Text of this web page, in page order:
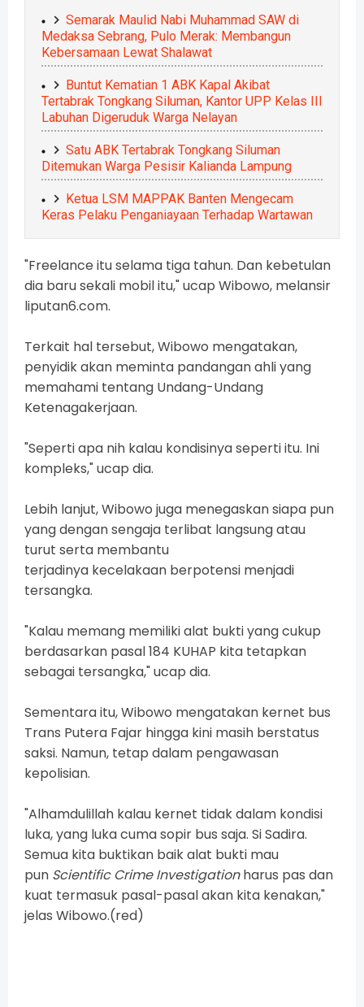
Semarak Maulid Nabi Muhammad SAW di
Medaksa Sebrang, Pulo Merak: Membangun
Kebersamaan Lewat Shalawat
Buntut Kematian 1 ABK Kapal Akibat
Tertabrak Tongkang Siluman, Kantor UPP Kelas III
Labuhan Digeruduk Warga Nelayan
Satu ABK Tertabrak Tongkang Siluman
Ditemukan Warga Pesisir Kalianda Lampung
Ketua LSM MAPPAK Banten Mengecam
Keras Pelaku Penganiayaan Terhadap Wartawan
"Freelance itu selama tiga tahun. Dan kebetulan
dia baru sekali mobil itu," ucap Wibowo, melansir
liputan6.com.
Terkait hal tersebut, Wibowo mengatakan,
penyidik akan meminta pandangan ahli yang
memahami tentang Undang-Undang
Ketenagakerjaan.
"Seperti apa nih kalau kondisinya seperti itu. Ini
kompleks," ucap dia.
Lebih lanjut, Wibowo juga menegaskan siapa pun
yang dengan sengaja terlibat langsung atau
turut serta membantu
terjadinya kecelakaan berpotensi menjadi
tersangka.
"Kalau memang memiliki alat bukti yang cukup
berdasarkan pasal 184 KUHAP kita tetapkan
sebagai tersangka," ucap dia.
Sementara itu, Wibowo mengatakan kernet bus
Trans Putera Fajar hingga kini masih berstatus
saksi. Namun, tetap dalam pengawasan
kepolisian.
"Alhamdulillah kalau kernet tidak dalam kondisi
luka, yang luka cuma sopir bus saja. Si Sadira.
Semua kita buktikan baik alat bukti mau
pun Scientific Crime Investigationharus pas dan
kuat termasuk pasal-pasal akan kita kenakan,"
jelas Wibowo.(red)